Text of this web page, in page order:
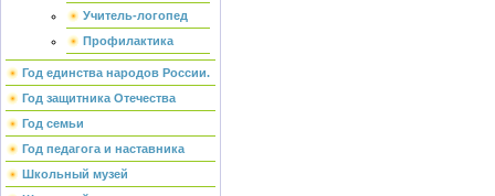
Учитель-логопед
Профилактика
Год единства народов России.
Год защитника Отечества
Год семьи
Год педагога и наставника
Школьный музей